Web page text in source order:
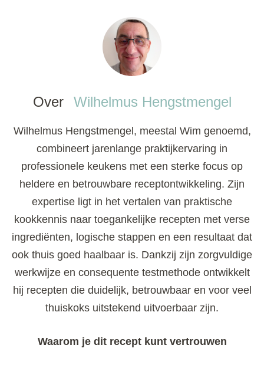
Over Wilhelmus Hengstmengel
Wilhelmus Hengstmengel, meestal Wim genoemd,
combineert jarenlange praktijkervaring in
professionele keukens met een sterke focus op
heldere en betrouwbare receptontwikkeling. Zijn
expertise ligt in het vertalen van praktische
kookkennis naar toegankelijke recepten met verse
ingrediënten, logische stappen en een resultaat dat
ook thuis goed haalbaar is. Dankzij zijn zorgvuldige
werkwijze en consequente testmethode ontwikkelt
hij recepten die duidelijk, betrouwbaar en voor veel
thuiskoks uitstekend uitvoerbaar zijn.
Waarom je dit recept kunt vertrouwen